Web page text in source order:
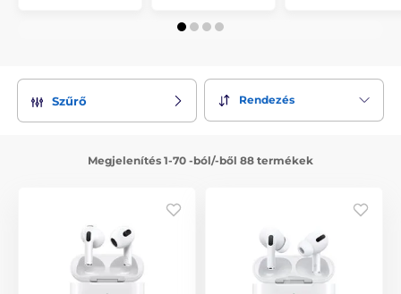
Szűrő Rendezés
Megjelenítés 1-70 -ból/-ből 88 termékek